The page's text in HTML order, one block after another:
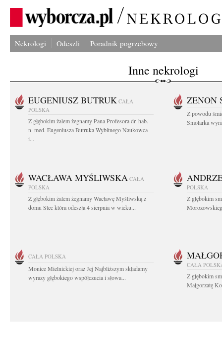
Nekrologi Odeszli Poradnik pogrzebowy
Inne nekrologi
EUGENIUSZ BUTRUK CAŁA
POLSKA
Z głębokim żalem żegnamy Pana Profesora dr. hab.
n. med. Eugeniusza Butruka Wybitnego Naukowca
i...
ZENON
Z powodu
Smolarka
WACŁAWA MYŚLIWSKA CAŁA
POLSKA
Z głębokim żalem żegnamy Wacławę Myśliwską z
domu Stec która odeszła 4 sierpnia w wieku...
POLSKA
Z głębokim
CAŁA POLSKA
Monice Mielnickiej oraz Jej Najbliższym składamy
wyrazy głębokiego współczucia i słowa...
CAŁA
Z głębokim
Małgorzatę